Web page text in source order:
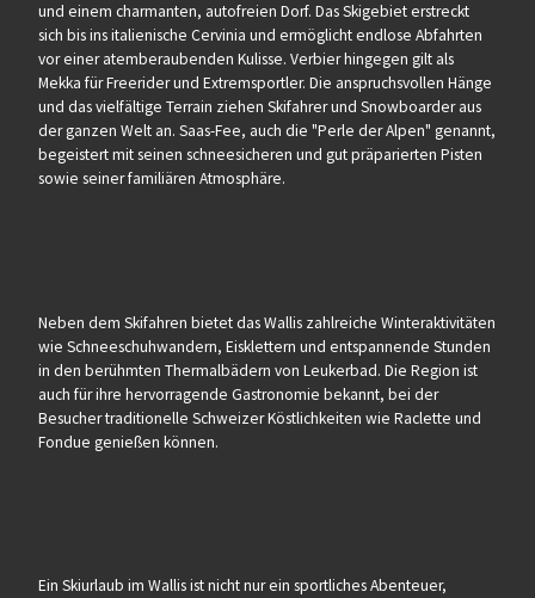
und einem charmanten, autofreien Dorf. Das Skigebiet erstreckt
sich bis ins italienische Cervinia und ermöglicht endlose Abfahrten
vor einer atemberaubenden Kulisse. Verbier hingegen gilt als
Mekka für Freerider und Extremsportler. Die anspruchsvollen Hänge
und das vielfältige Terrain ziehen Skifahrer und Snowboarder aus
der ganzen Welt an. Saas-Fee, auch die "Perle der Alpen" genannt,
begeistert mit seinen schneesicheren und gut präparierten Pisten
sowie seiner familiären Atmosphäre.
Neben dem Skifahren bietet das Wallis zahlreiche Winteraktivitäten
wie Schneeschuhwandern, Eisklettern und entspannende Stunden
in den berühmten Thermalbädern von Leukerbad. Die Region ist
auch für ihre hervorragende Gastronomie bekannt, bei der
Besucher traditionelle Schweizer Köstlichkeiten wie Raclette und
Fondue genießen können.
Ein Skiurlaub im Wallis ist nicht nur ein sportliches Abenteuer,